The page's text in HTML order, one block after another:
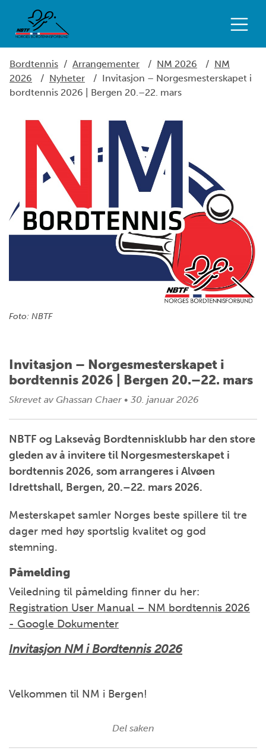
Bordtennis / Arrangementer / NM 2026 / NM
2026
/ Nyheter / Invitasjon – Norgesmesterskapet i
bordtennis 2026 | Bergen 20.–22. mars
Foto: NBTF
Invitasjon – Norgesmesterskapet i
bordtennis 2026 | Bergen 20.–22. mars
Skrevet av Ghassan Chaer • 30. januar 2026
NBTF og Laksevåg Bordtennisklubb har den store
gleden av å invitere til Norgesmesterskapet i
bordtennis 2026, som arrangeres i Alvøen
Idrettshall, Bergen, 20.–22. mars 2026.
Mesterskapet samler Norges beste spillere til tre
dager med høy sportslig kvalitet og god
stemning.
Påmelding
Veiledning til påmelding finner du her:
Registration User Manual – NM bordtennis 2026
- Google Dokumenter
Invitasjon NM i Bordtennis 2026
Velkommen til NM i Bergen!
Del saken